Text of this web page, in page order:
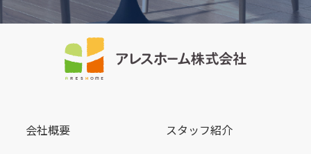
会社概要 スタッフ紹介